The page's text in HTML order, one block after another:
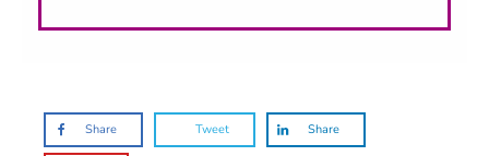
Share Tweet Share